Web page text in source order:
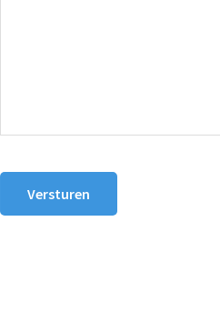
Versturen